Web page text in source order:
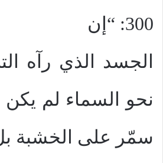
300: “إن
الجسد الذي رآه
نحو السماء لم
سمّر على الخشبة